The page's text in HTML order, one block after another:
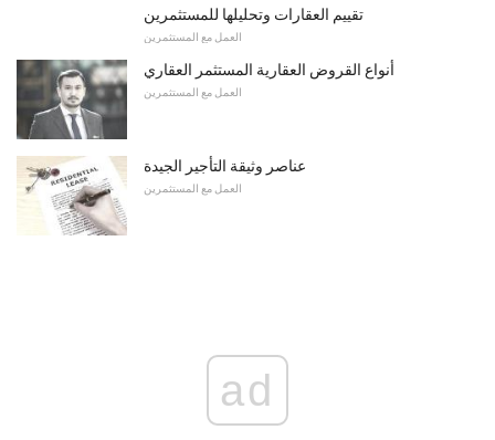
تقييم العقارات وتحليلها للمستثمرين
العمل مع المستثمرين
أنواع القروض العقارية المستثمر العقاري
العمل مع المستثمرين
عناصر وثيقة التأجير الجيدة
العمل مع المستثمرين
ad